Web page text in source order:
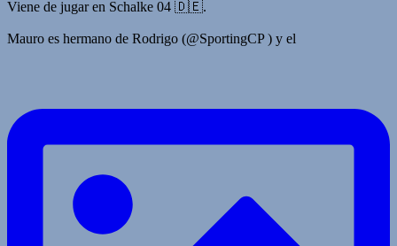
Viene de jugar en Schalke 04 🇩🇪.
Mauro es hermano de Rodrigo (@SportingCP ) y el